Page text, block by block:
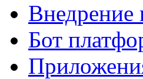
Внедрение
Бот